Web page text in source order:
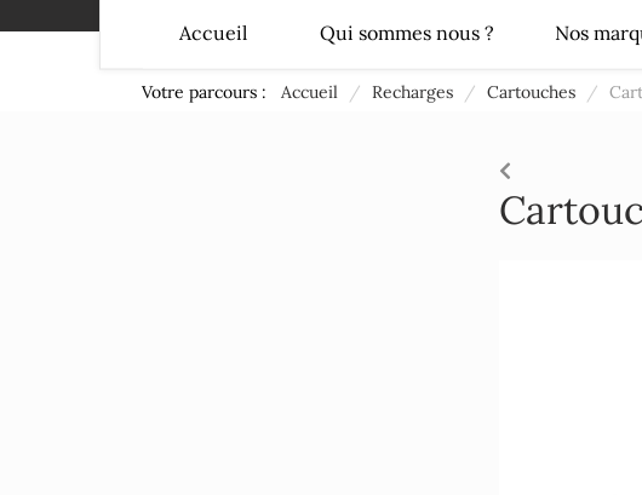
Accueil Qui sommes nous ? Nos
Votre parcours : Accueil / Recharges / Cartouches /